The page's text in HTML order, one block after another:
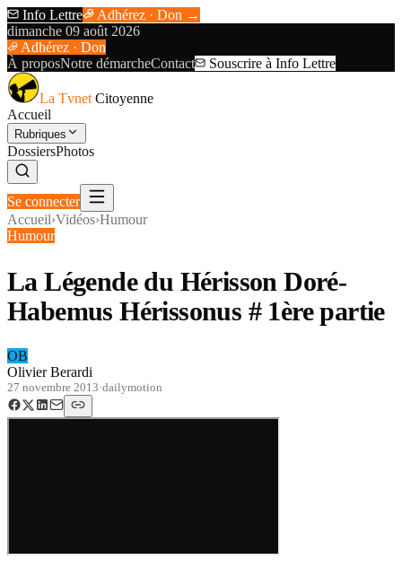
Info Lettre
Adhérez · Don →
dimanche 09 août 2026
Adhérez · Don
À proposNotre démarcheContact Souscrire à Info Lettre
La Tvnet Citoyenne
Accueil
Rubriques
DossiersPhotos
Se connecter
Accueil›Vidéos›Humour
Humour
La Légende du Hérisson Doré-
Habemus Hérissonus # 1ère partie
OB
Olivier Berardi
27 novembre 2013·dailymotion